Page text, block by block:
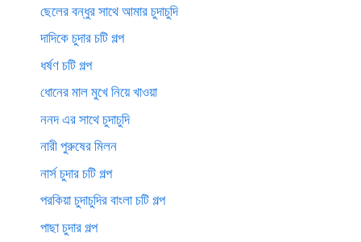
ছেলের বন্ধুর সাথে আমার চুদাচুদি
দাদিকে চুদার চটি গল্প
ধর্ষণ চটি গল্প
ধোনের মাল মুখে নিয়ে খাওয়া
ননদ এর সাথে চুদাচুদি
নারী পুরুষের মিলন
নার্স চুদার চটি গল্প
পরকিয়া চুদাচুদির বাংলা চটি গল্প
পাছা চুদার গল্প